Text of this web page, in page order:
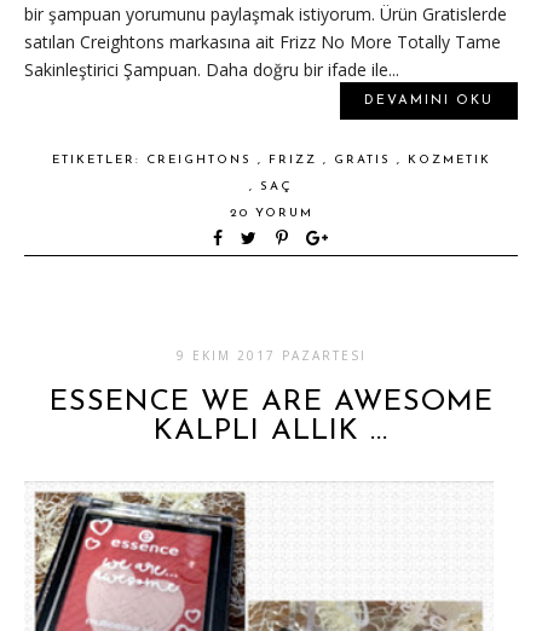
bir şampuan yorumunu paylaşmak istiyorum. Ürün Gratislerde
satılan Creightons markasına ait Frizz No More Totally Tame
Sakinleştirici Şampuan. Daha doğru bir ifade ile...
DEVAMINI OKU
ETIKETLER: CREIGHTONS , FRIZZ , GRATIS ,
KOZMETIK
, SAÇ
20 YORUM
9 EKIM 2017 PAZARTESI
ESSENCE WE ARE AWESOME
KALPLI ALLIK ...